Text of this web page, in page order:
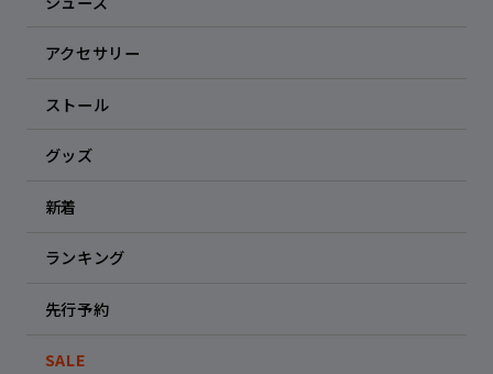
アクセサリー
ストール
グッズ
新着
ランキング
先行予約
SALE